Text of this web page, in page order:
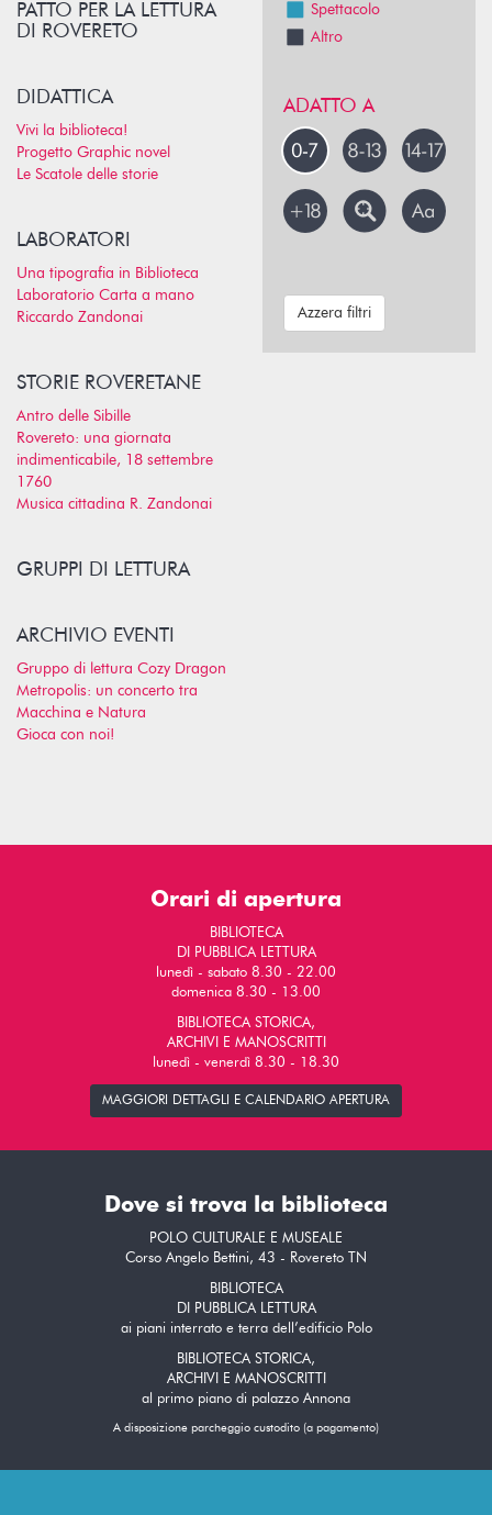
PATTO PER LA LETTURA
DI ROVERETO
DIDATTICA
Vivi la biblioteca!
Progetto Graphic novel
Le Scatole delle storie
LABORATORI
Una tipografia in Biblioteca
Laboratorio Carta a mano
Riccardo Zandonai
STORIE ROVERETANE
Antro delle Sibille
Rovereto: una giornata
indimenticabile, 18 settembre
1760
Musica cittadina R. Zandonai
GRUPPI DI LETTURA
ARCHIVIO EVENTI
Gruppo di lettura Cozy Dragon
Metropolis: un concerto tra
Macchina e Natura
Gioca con noi!
Spettacolo
Altro
ADATTO A
Azzera filtri
Orari di apertura
BIBLIOTECA
DI PUBBLICA LETTURA
lunedì - sabato 8.30 - 22.00
domenica 8.30 - 13.00
BIBLIOTECA STORICA,
ARCHIVI E MANOSCRITTI
lunedì - venerdì 8.30 - 18.30
MAGGIORI DETTAGLI E CALENDARIO APERTURA
Dove si trova la biblioteca
POLO CULTURALE E MUSEALE
Corso Angelo Bettini, 43 - Rovereto TN
BIBLIOTECA
DI PUBBLICA LETTURA
ai piani interrato e terra dell’edificio Polo
BIBLIOTECA STORICA,
ARCHIVI E MANOSCRITTI
al primo piano di palazzo Annona
A disposizione parcheggio custodito (a pagamento)